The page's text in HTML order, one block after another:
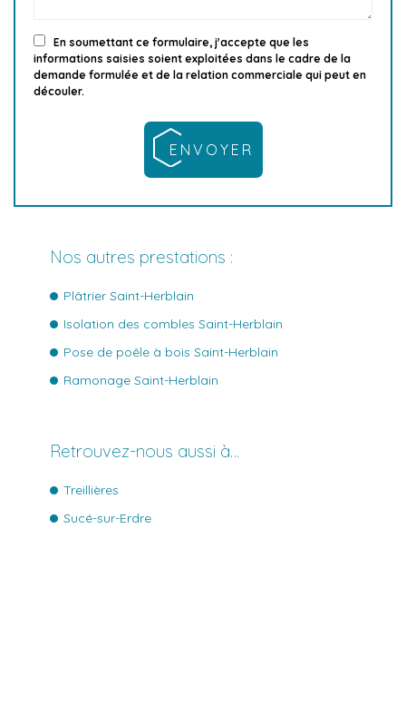
En soumettant ce formulaire, j'accepte que les
informations saisies soient exploitées dans le cadre de la
demande formulée et de la relation commerciale qui peut en
découler.
Nos autres prestations :
Plâtrier Saint-Herblain
Isolation des combles Saint-Herblain
Pose de poêle à bois Saint-Herblain
Ramonage Saint-Herblain
Retrouvez-nous aussi à…
Treillières
Sucé-sur-Erdre